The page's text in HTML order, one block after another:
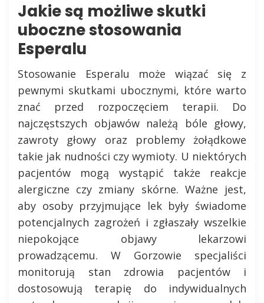
Jakie są możliwe skutki
uboczne stosowania
Esperalu
Stosowanie Esperalu może wiązać się z
pewnymi skutkami ubocznymi, które warto
znać przed rozpoczęciem terapii. Do
najczęstszych objawów należą bóle głowy,
zawroty głowy oraz problemy żołądkowe
takie jak nudności czy wymioty. U niektórych
pacjentów mogą wystąpić także reakcje
alergiczne czy zmiany skórne. Ważne jest,
aby osoby przyjmujące lek były świadome
potencjalnych zagrożeń i zgłaszały wszelkie
niepokojące objawy lekarzowi
prowadzącemu. W Gorzowie specjaliści
monitorują stan zdrowia pacjentów i
dostosowują terapię do indywidualnych